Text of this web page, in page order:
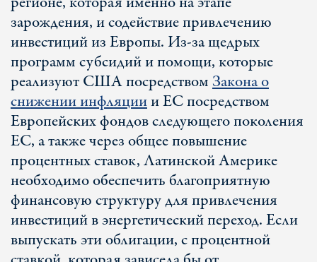
зарождения, и содействие привлечению
инвестиций из Европы. Из-за щедрых
программ субсидий и помощи, которые
реализуют США посредствомЗакона о
снижении инфляциии ЕС посредством
Европейских фондов следующего поколения
ЕС, а также через общее повышение
процентных ставок, Латинской Америке
необходимо обеспечить благоприятную
финансовую структуру для привлечения
инвестиций в энергетический переход. Если
выпускать эти облигации, с процентной